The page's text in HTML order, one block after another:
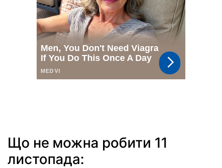
Що не можна робити 11
листопада: